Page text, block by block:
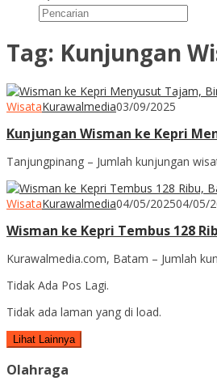
Tag: Kunjungan
WisataKurawalmedia03/09/2025
Kunjungan Wisman ke Kepri
Tanjungpinang – Jumlah kunjungan
WisataKurawalmedia04/05/202504/05/
Wisman ke Kepri Tembus 128
Kurawalmedia.com, Batam – Jumlah
Tidak Ada Pos Lagi.
Tidak ada laman yang di load.
Lihat Lainnya
Olahraga